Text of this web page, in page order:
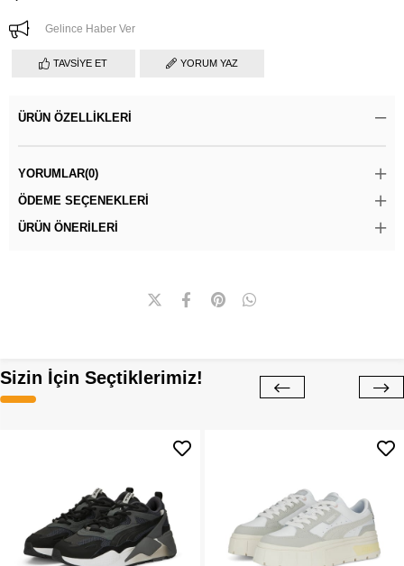
Gelince Haber Ver
TAVSIYE ET YORUM YAZ
ÜRÜN ÖZELLIKLERI
YORUMLAR(0)
ÖDEME SEÇENEKLERI
ÜRÜN ÖNERILERI
Sizin İçin Seçtiklerimiz!